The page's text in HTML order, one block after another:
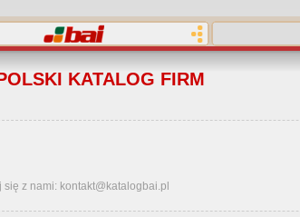
KATALOG FIRM
się z nami: kontakt@katalogbai.pl